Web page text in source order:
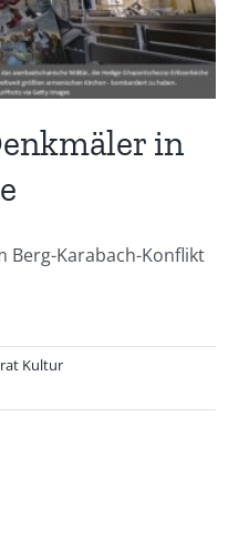
in
Berg-Karabach-Konflikt
Kultur